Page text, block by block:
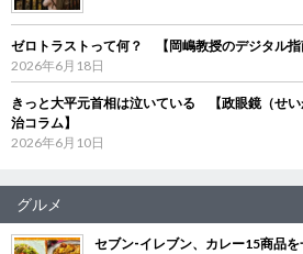
ゼロトラストって何？ 【岡嶋教授のデジタル指
2026年6月18日
きっと大平元首相は泣いている 【政眼鏡（せ
治コラム】
2026年6月10日
グルメ
セブン‐イレブン、カレー15商品